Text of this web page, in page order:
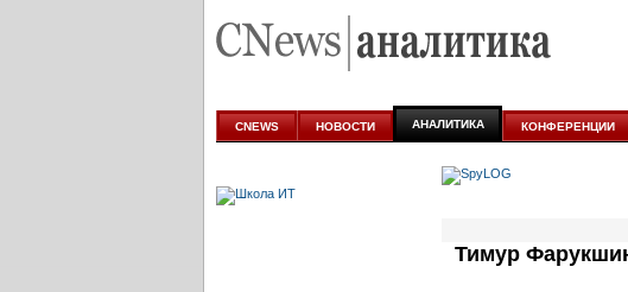
аналитике
CNEWS НОВОСТИ АНАЛИТИКА КОНФЕРЕНЦИИ
Тимур